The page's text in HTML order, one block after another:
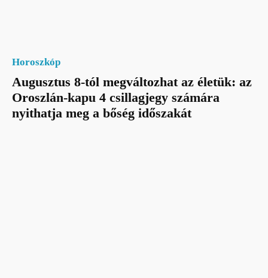
Horoszkóp
Augusztus 8-tól megváltozhat az életük: az
Oroszlán-kapu 4 csillagjegy számára
nyithatja meg a bőség időszakát